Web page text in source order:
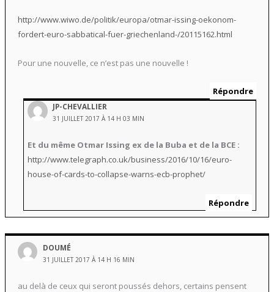
http://www.wiwo.de/politik/europa/otmar-issing-oekonom-
fordert-euro-sabbatical-fuer-griechenland-/20115162.html
Pour une nouvelle, ce n’est pas une nouvelle !
Répondre
JP-CHEVALLIER
31 JUILLET 2017 À 14 H 03 MIN
Et du même Otmar Issing ex de la Buba et de la BCE :
http://www.telegraph.co.uk/business/2016/10/16/euro-
house-of-cards-to-collapse-warns-ecb-prophet/
Répondre
DOUMÉ
31 JUILLET 2017 À 14 H 16 MIN
au delà de ceux qui seront poussés dehors, certains pensent